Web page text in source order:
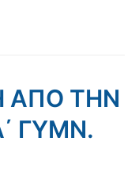
ΑΠΟ ΤΗΝ
ΓΥΜΝ.